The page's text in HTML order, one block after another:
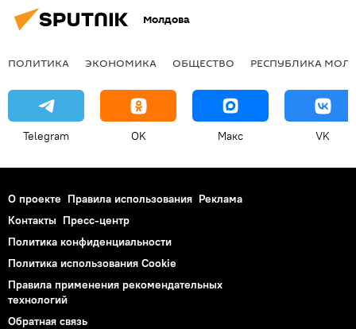
Молдова
ПОЛИТИКА ЭКОНОМИКА ОБЩЕСТВО РЕСПУБЛИКА
Telegram OK Макс VK
О проекте Правила использования Реклама
Контакты Пресс-центр
Политика конфиденциальности
Политика использования Cookie
Правила применения рекомендательных
технологий
Обратная связь